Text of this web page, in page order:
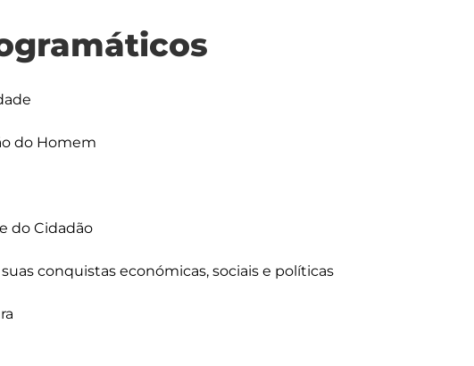
do Homem
do Cidadão
conquistas económicas, sociais e políticas